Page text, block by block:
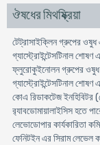
ঔষধের মিথষ্ক্রিয়া
টেট্রাসাইক্লিন গ্রুপের
গ্যাস্ট্রোইন্টেসটিনাল
ফ্লুরোকুইনোলন গ্রুপের
গ্যাস্ট্রোইন্টেসটিনাল
কোএ রিডাকটেজ ইনহিবিটর
র‍্যাবডোমায়ালাইসিস হতে
লেভোডোপার কার্যকারিতা
ফেনিটইন এর সিরাম লেভেল